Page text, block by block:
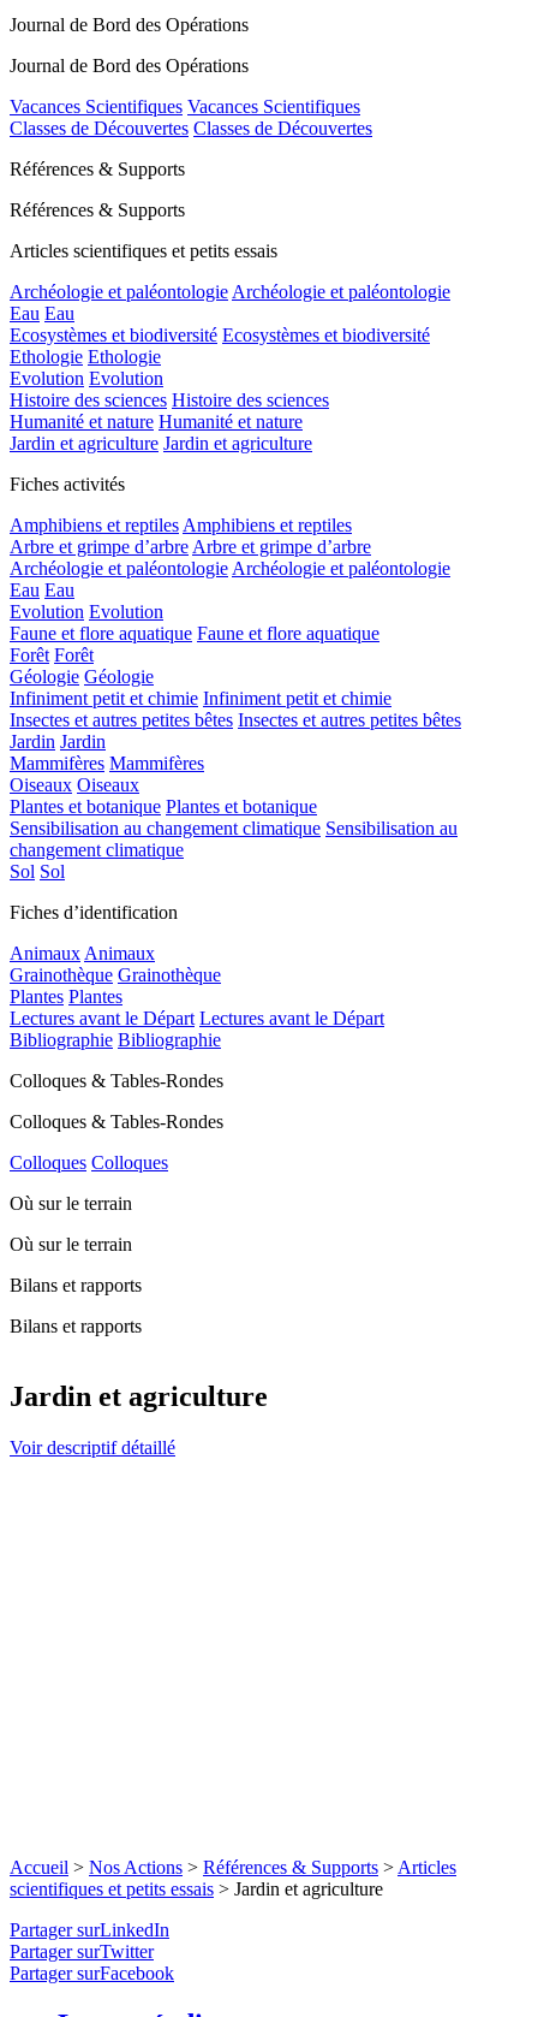
Journal de Bord des Opérations
Journal de Bord des Opérations
Vacances Scientifiques Vacances Scientifiques
Classes de Découvertes Classes de Découvertes
Références & Supports
Références & Supports
Articles scientifiques et petits essais
Archéologie et paléontologie Archéologie et paléontologie
Eau Eau
Ecosystèmes et biodiversité Ecosystèmes et biodiversité
Ethologie Ethologie
Evolution Evolution
Histoire des sciences Histoire des sciences
Humanité et nature Humanité et nature
Jardin et agriculture Jardin et agriculture
Fiches activités
Amphibiens et reptiles Amphibiens et reptiles
Arbre et grimpe d’arbre Arbre et grimpe d’arbre
Archéologie et paléontologie Archéologie et paléontologie
Eau Eau
Evolution Evolution
Faune et flore aquatique Faune et flore aquatique
Forêt Forêt
Géologie Géologie
Infiniment petit et chimie Infiniment petit et chimie
Insectes et autres petites bêtes Insectes et autres petites bêtes
Jardin Jardin
Mammifères Mammifères
Oiseaux Oiseaux
Plantes et botanique Plantes et botanique
Sensibilisation au changement climatique Sensibilisation au
changement climatique
Sol Sol
Fiches d’identification
Animaux Animaux
Grainothèque Grainothèque
Plantes Plantes
Lectures avant le Départ Lectures avant le Départ
Bibliographie Bibliographie
Colloques & Tables-Rondes
Colloques & Tables-Rondes
Colloques Colloques
Où sur le terrain
Où sur le terrain
Bilans et rapports
Bilans et rapports
Jardin et agriculture
Voir descriptif détaillé
Accueil > Nos Actions > Références & Supports > Articles
scientifiques et petits essais > Jardin et agriculture
Partager surLinkedIn
Partager surTwitter
Partager surFacebook